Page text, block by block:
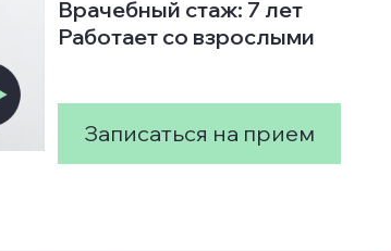
Врачебный стаж: 7 лет
Работает со взрослыми
Записаться на прием